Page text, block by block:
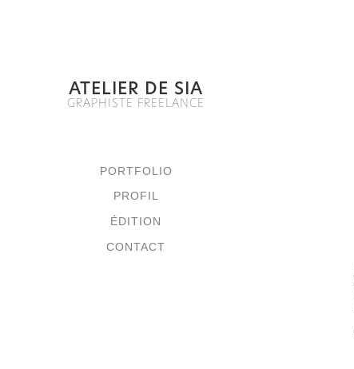
ATELIER DE SIA
GRAPHISTE FREELANCE
PORTFOLIO
PROFIL
ÉDITION
CONTACT